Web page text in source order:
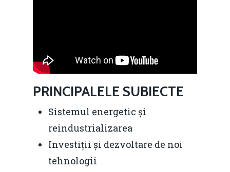
PRINCIPALELE SUBIECTE
Sistemul energetic și
reindustrializarea
Investiții și dezvoltare de noi
tehnologii